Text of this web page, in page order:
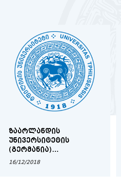
ᲖᲐᲐᲠᲚᲐᲜᲓᲘᲡ
ᲣᲜᲘᲕᲔᲠᲡᲘᲢᲔᲢᲘᲡ
(ᲒᲔᲠᲛᲐᲜᲘᲐ)
ᲡᲢᲘᲞᲔᲜᲓᲘᲔᲑᲘ ᲗᲡᲣ
16/12/2018